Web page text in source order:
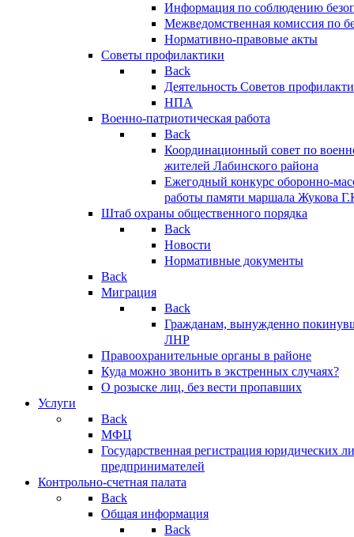
Информация по соблюдению
Межведомственная комиссия по
Нормативно-правовые акты
Советы профилактики
Back
Деятельность Советов
НПА
Военно-патриотическая работа
Back
Координационный совет по
жителей Лабинского района
Ежегодный конкурс оборонно-
работы памяти маршала Жукова
Штаб охраны общественного порядка
Back
Новости
Нормативные документы
Back
Миграция
Back
Гражданам, вынужденно
ЛНР
Правоохранительные органы в районе
Куда можно звонить в экстренных случаях?
О розыске лиц, без вести пропавших
Услуги
Back
МФЦ
Государственная регистрация юридических
предпринимателей
Контрольно-счетная палата
Back
Общая информация
Back